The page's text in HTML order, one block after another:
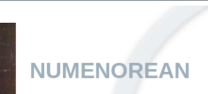
NUMENOREAN